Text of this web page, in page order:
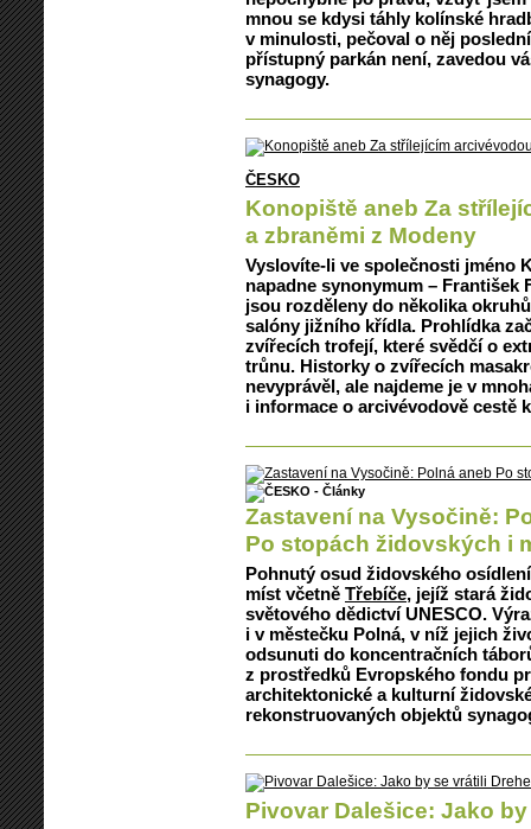
mnou se kdysi táhly kolínské
v minulosti, pečoval o něj
přístupný parkán není, zavedou
synagogy.
ČESKO
Konopiště aneb Za
a zbraněmi z Modeny
Vyslovíte-li ve společnosti jméno
napadne synonymum – František
jsou rozděleny do několika
salóny jižního křídla. Prohlídka
zvířecích trofejí, které svědčí o
trůnu. Historky o zvířecích
nevyprávěl, ale najdeme je v
i informace o arcivévodově cestě
Zastavení na Vysočině:
Po stopách židovských i
Pohnutý osud židovského
míst včetně Třebíče, jejíž stará
světového dědictví UNESCO.
i v městečku Polná, v níž jejich
odsunuti do koncentračních
z prostředků Evropského fondu
architektonické a kulturní
rekonstruovaných objektů
Pivovar Dalešice: Jako